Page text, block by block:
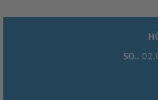
SO..